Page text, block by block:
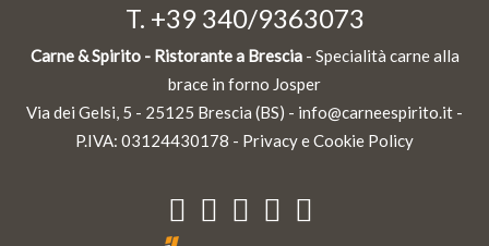
T. +39 340/9363073
Carne & Spirito - Ristorante a Brescia- Specialità carne alla
brace in forno Josper
Via dei Gelsi, 5 - 25125 Brescia (BS) - info@carneespirito.it -
P.IVA: 03124430178 - Privacy e Cookie Policy